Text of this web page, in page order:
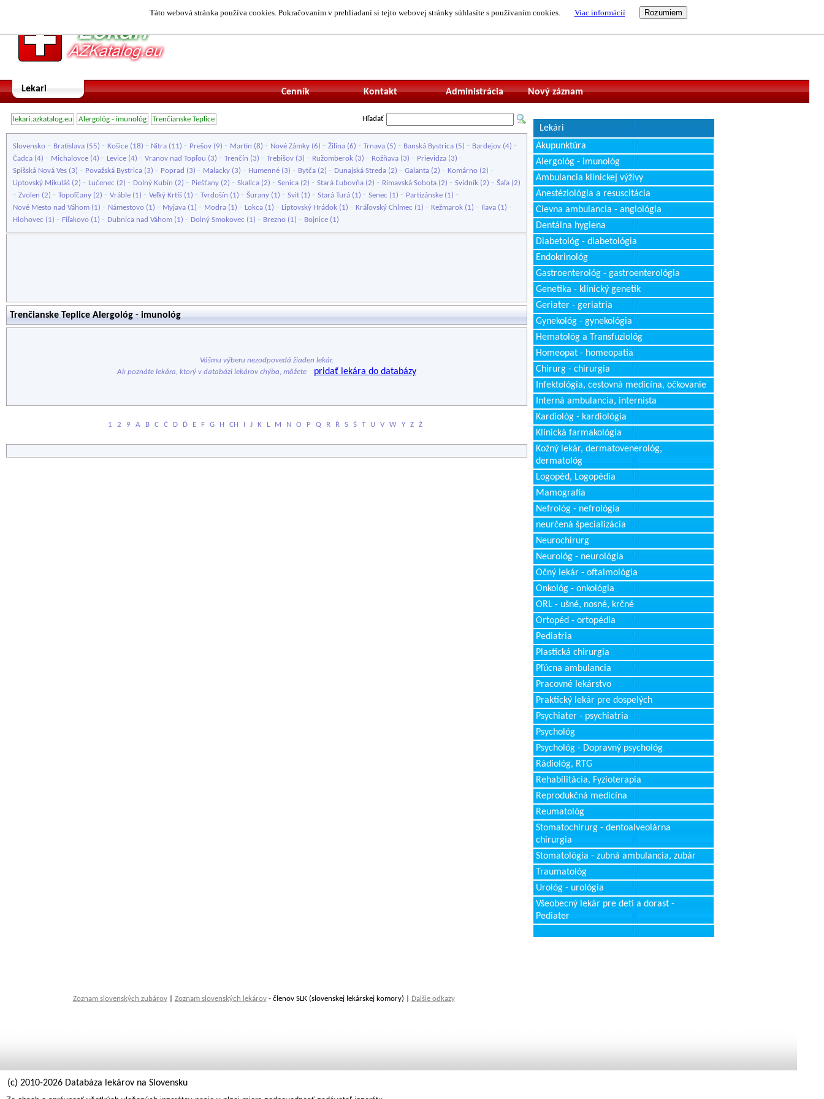
Táto webová stránka používa cookies. Pokračovaním v prehliadaní si tejto webovej stránky súhlasíte s používaním cookies. Viac informácií
Lekari Nový záznam
Administrácia
Kontakt
Cenník
lekari.azkatalog.eu Alergológ - imunológ Trenčianske Teplice Hľadať
Slovensko - Bratislava (55) - Košice (18) - Nitra (11) - Prešov (9) - Martin (8) - Nové Zámky (6) - Žilina (6) - Trnava (5) - Banská Bystrica (5) - Bardejov (4) -
Čadca (4) - Michalovce (4) - Levice (4) - Vranov nad Topľou (3) - Trenčín (3) - Trebišov (3) - Ružomberok (3) - Rožňava (3) - Prievidza (3) -
Spišská Nová Ves (3) - Považská Bystrica (3) - Poprad (3) - Malacky (3) - Humenné (3) - Bytča (2) - Dunajská Streda (2) - Galanta (2) - Komárno (2) -
Liptovský Mikuláš (2) - Lučenec (2) - Dolný Kubín (2) - Piešťany (2) - Skalica (2) - Senica (2) - Stará Ľubovňa (2) - Rimavská Sobota (2) - Svidník (2) - Šaľa (2)
- Zvolen (2) - Topoľčany (2) - Vráble (1) - Veľký Krtíš (1) - Tvrdošín (1) - Šurany (1) - Svit (1) - Stará Turá (1) - Senec (1) - Partizánske (1) -
Nové Mesto nad Váhom (1) - Námestovo (1) - Myjava (1) - Modra (1) - Lokca (1) - Liptovský Hrádok (1) - Kráľovský Chlmec (1) - Kežmarok (1) - Ilava (1) -
Hlohovec (1) - Fiľakovo (1) - Dubnica nad Váhom (1) - Dolný Smokovec (1) - Brezno (1) - Bojnice (1)
Trenčianske Teplice Alergológ - imunológ
Vášmu výberu nezodpovedá žiaden lekár.
Ak poznáte lekára, ktorý v databázi lekárov chýba, môžete
pridať lekára do databázy
1 2 9 A B C Č D Ď E F G H CH I J K L M N O P Q R Ř S Š T U V W Y Z Ž
Lekári
Akupunktúra
Alergológ - imunológ
Ambulancia klinickej výživy
Anestéziológia a resuscitácia
Cievna ambulancia - angiológia
Dentálna hygiena
Diabetológ - diabetológia
Endokrinológ
Gastroenterológ - gastroenterológia
Genetika - klinický genetik
Geriater - geriatria
Gynekológ - gynekológia
Hematológ a Transfuziológ
Homeopat - homeopatia
Chirurg - chirurgia
Infektológia, cestovná medicína, očkovanie
Interná ambulancia, internista
Kardiológ - kardiológia
Klinická farmakológia
Kožný lekár, dermatovenerológ,
dermatológ
Logopéd, Logopédia
Mamografia
Nefrológ - nefrológia
neurčená špecializácia
Neurochirurg
Neurológ - neurológia
Očný lekár - oftalmológia
Onkológ - onkológia
ORL - ušné, nosné, krčné
Ortopéd - ortopédia
Pediatria
Plastická chirurgia
Pľúcna ambulancia
Pracovné lekárstvo
Praktický lekár pre dospelých
Psychiater - psychiatria
Psychológ
Psychológ - Dopravný psychológ
Rádiológ, RTG
Rehabilitácia, Fyzioterapia
Reprodukčná medicína
Reumatológ
Stomatochirurg - dentoalveolárna
chirurgia
Stomatológia - zubná ambulancia, zubár
Traumatológ
Urológ - urológia
Všeobecný lekár pre deti a dorast -
Pediater
Zoznam slovenských zubárov| Zoznam slovenských lekárov- členov SLK (slovenskej lekárskej komory) | Ďalšie odkazy
(c) 2010-2026 Databáza lekárov na Slovensku